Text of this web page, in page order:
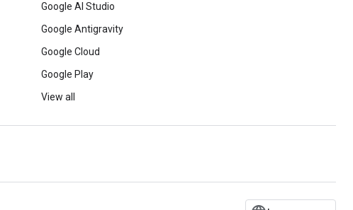
Google AI Studio
Google Antigravity
Google Cloud
Google Play
View all